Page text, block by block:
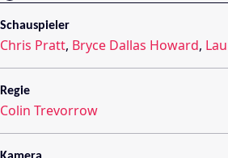
Schauspieler
Chris Pratt, Bryce Dallas Howard,
Regie
Colin Trevorrow